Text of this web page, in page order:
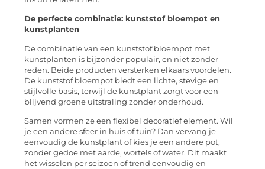
De perfecte combinatie: kunststof bloempot en
kunstplanten
De combinatie van een kunststof bloempot met
kunstplanten is bijzonder populair, en niet zonder
reden. Beide producten versterken elkaars voordelen.
De kunststof bloempot biedt een lichte, stevige en
stijlvolle basis, terwijl de kunstplant zorgt voor een
blijvend groene uitstraling zonder onderhoud.
Samen vormen ze een flexibel decoratief element. Wil
je een andere sfeer in huis of tuin? Dan vervang je
eenvoudig de kunstplant of kies je een andere pot,
zonder gedoe met aarde, wortels of water. Dit maakt
het wisselen per seizoen of trend eenvoudig en